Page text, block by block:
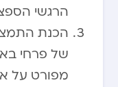
הרגשי
הכנת
של פרחי
מפורט על